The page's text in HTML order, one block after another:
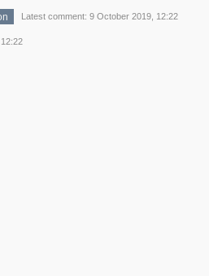
Latest comment: 9 October 2019, 12:22